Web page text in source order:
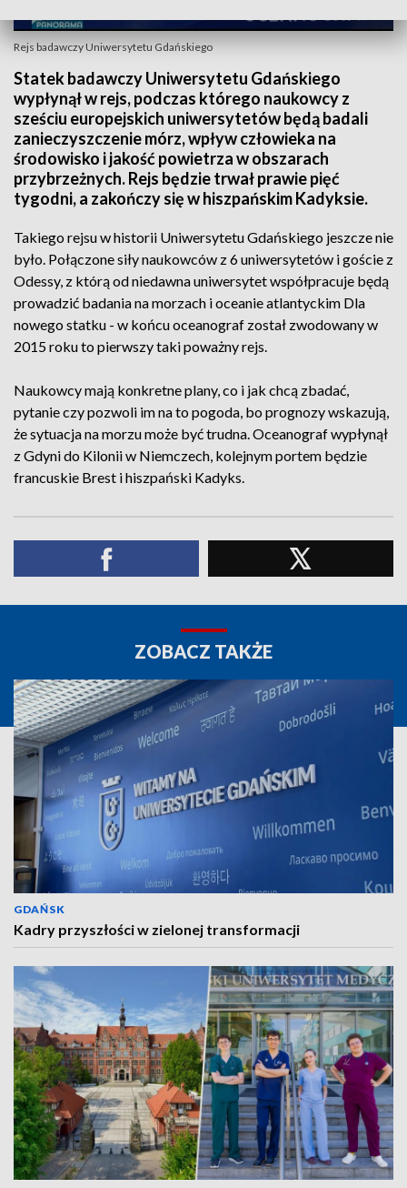
Rejs badawczy Uniwersytetu Gdańskiego
Statek badawczy Uniwersytetu Gdańskiego
wypłynął w rejs, podczas którego naukowcy z
sześciu europejskich uniwersytetów będą badali
zanieczyszczenie mórz, wpływ człowieka na
środowisko i jakość powietrza w obszarach
przybrzeżnych. Rejs będzie trwał prawie pięć
tygodni, a zakończy się w hiszpańskim Kadyksie.
Takiego rejsu w historii Uniwersytetu Gdańskiego jeszcze nie
było. Połączone siły naukowców z 6 uniwersytetów i goście z
Odessy, z którą od niedawna uniwersytet współpracuje będą
prowadzić badania na morzach i oceanie atlantyckim Dla
nowego statku - w końcu oceanograf został zwodowany w
2015 roku to pierwszy taki poważny rejs.
Naukowcy mają konkretne plany, co i jak chcą zbadać,
pytanie czy pozwoli im na to pogoda, bo prognozy wskazują,
że sytuacja na morzu może być trudna. Oceanograf wypłynął
z Gdyni do Kilonii w Niemczech, kolejnym portem będzie
francuskie Brest i hiszpański Kadyks.
ZOBACZ TAKŻE
GDAŃSK
Kadry przyszłości w zielonej transformacji